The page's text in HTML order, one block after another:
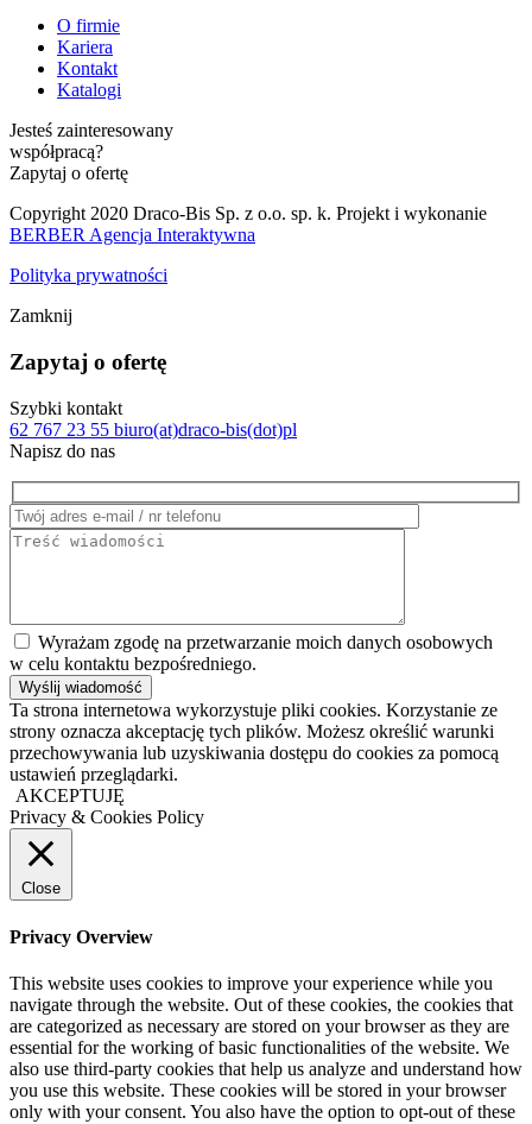
O firmie
Kariera
Kontakt
Katalogi
Jesteś zainteresowany
współpracą?
Zapytaj o ofertę
Copyright 2020 Draco-Bis Sp. z o.o. sp. k. Projekt i wykonanie
BERBER Agencja Interaktywna
Polityka prywatności
Zamknij
Zapytaj o ofertę
Szybki kontakt
62 767 23 55 biuro(at)draco-bis(dot)pl
Napisz do nas
Wyrażam zgodę na przetwarzanie moich danych osobowych
w celu kontaktu bezpośredniego.
Ta strona internetowa wykorzystuje pliki cookies. Korzystanie ze
strony oznacza akceptację tych plików. Możesz określić warunki
przechowywania lub uzyskiwania dostępu do cookies za pomocą
ustawień przeglądarki.
AKCEPTUJĘ
Privacy & Cookies Policy
Close
Privacy Overview
This website uses cookies to improve your experience while you
navigate through the website. Out of these cookies, the cookies that
are categorized as necessary are stored on your browser as they are
essential for the working of basic functionalities of the website. We
also use third-party cookies that help us analyze and understand how
you use this website. These cookies will be stored in your browser
only with your consent. You also have the option to opt-out of these